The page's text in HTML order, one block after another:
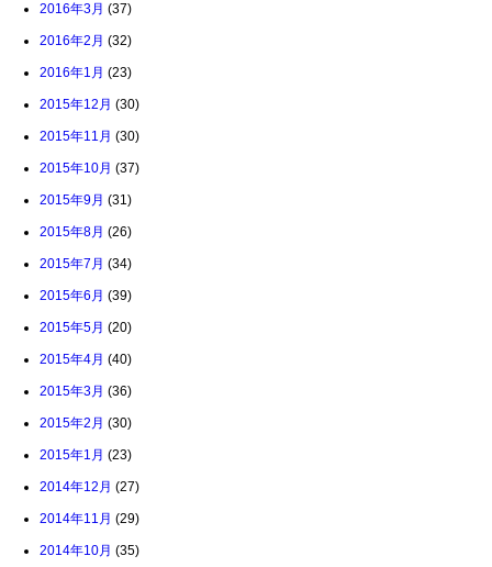
2016年3月 (37)
2016年2月 (32)
2016年1月 (23)
2015年12月 (30)
2015年11月 (30)
2015年10月 (37)
2015年9月 (31)
2015年8月 (26)
2015年7月 (34)
2015年6月 (39)
2015年5月 (20)
2015年4月 (40)
2015年3月 (36)
2015年2月 (30)
2015年1月 (23)
2014年12月 (27)
2014年11月 (29)
2014年10月 (35)